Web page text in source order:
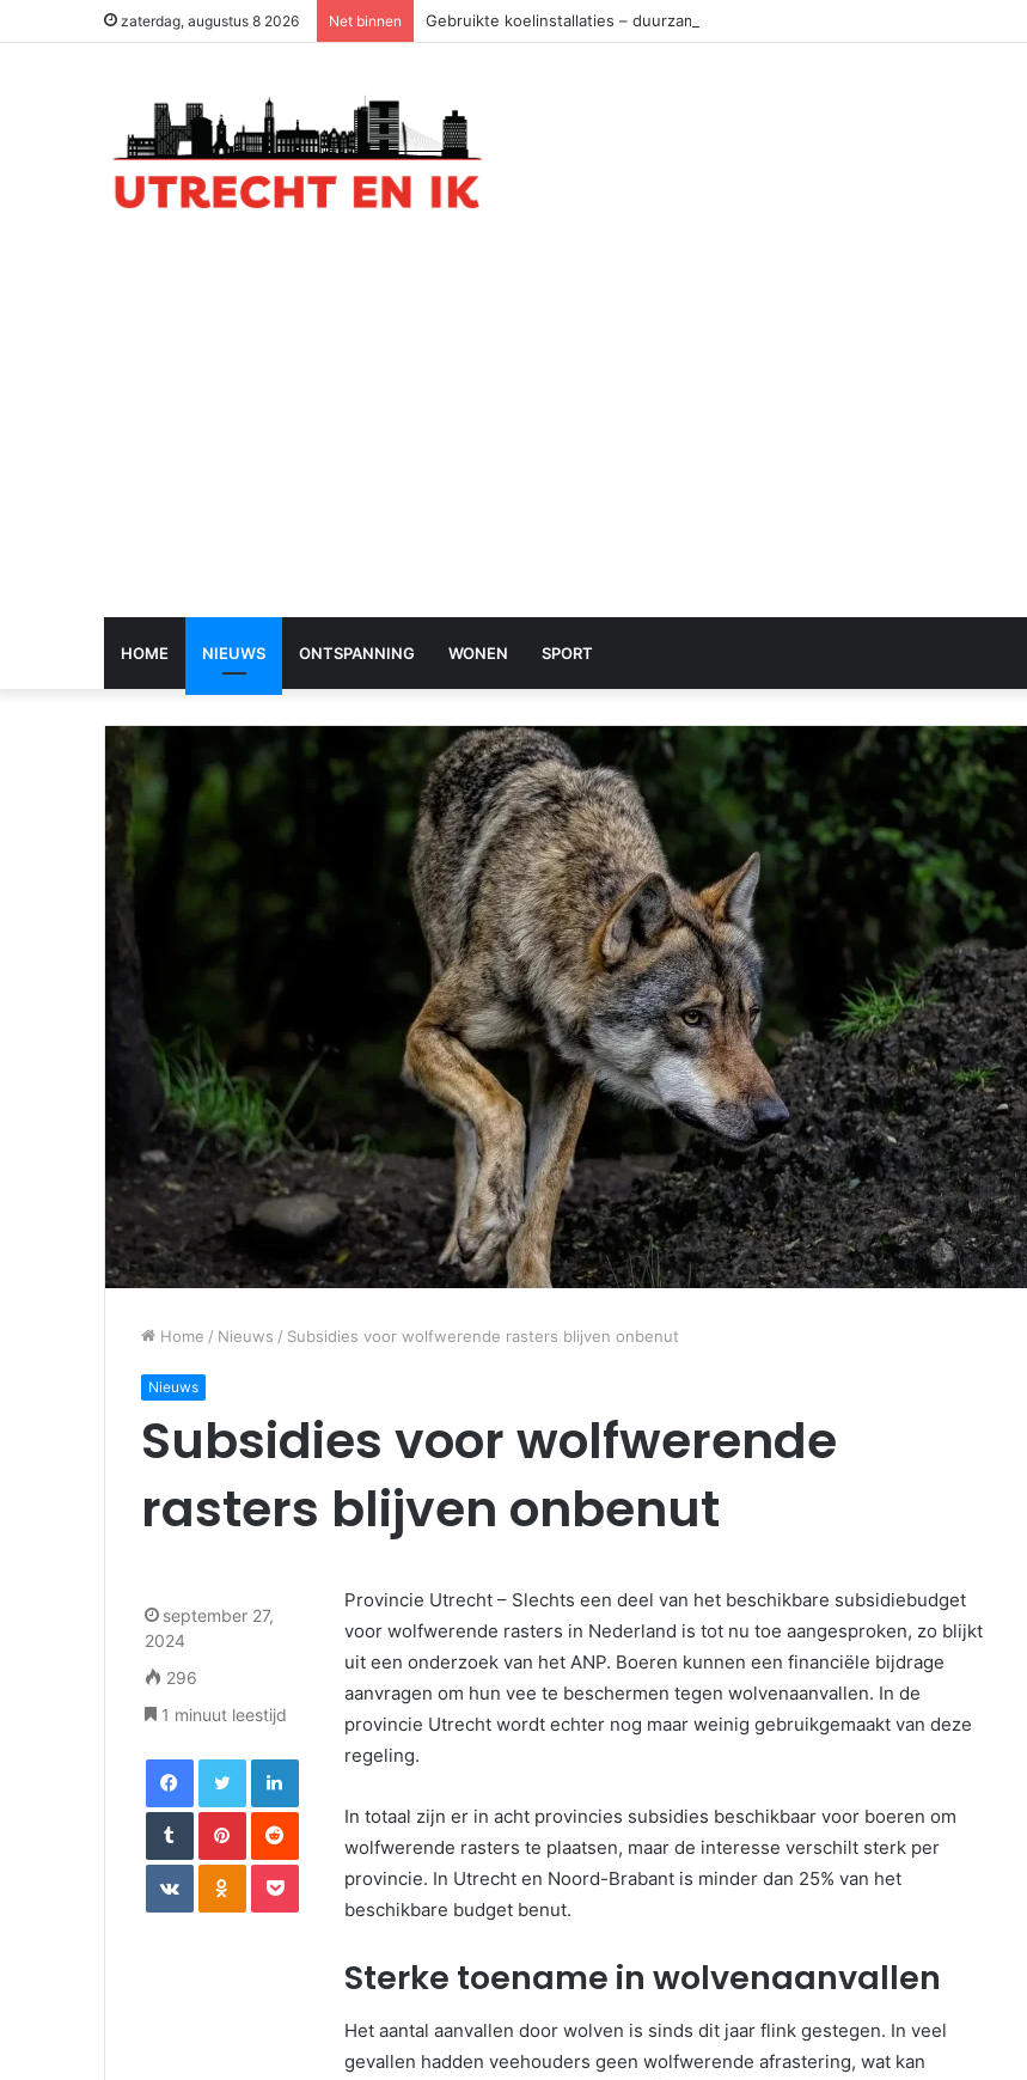
zaterdag, augustus 8 2026 Net binnen Gebruikte koelinstallaties – duurzame en slimme keuze
HOME NIEUWS ONTSPANNING WONEN SPORT
Home / Nieuws / Subsidies voor wolfwerende rasters blijven onbenut
Nieuws
Subsidies voor wolfwerende
rasters blijven onbenut
Provincie Utrecht – Slechts een deel van het beschikbare subsidiebudget
voor wolfwerende rasters in Nederland is tot nu toe aangesproken, zo blijkt
uit een onderzoek van het ANP. Boeren kunnen een financiële bijdrage
aanvragen om hun vee te beschermen tegen wolvenaanvallen. In de
provincie Utrecht wordt echter nog maar weinig gebruikgemaakt van deze
regeling.
In totaal zijn er in acht provincies subsidies beschikbaar voor boeren om
wolfwerende rasters te plaatsen, maar de interesse verschilt sterk per
provincie. In Utrecht en Noord-Brabant is minder dan 25% van het
beschikbare budget benut.
Sterke toename in wolvenaanvallen
Het aantal aanvallen door wolven is sinds dit jaar flink gestegen. In veel
gevallen hadden veehouders geen wolfwerende afrastering, wat kan
september 27,
2024
296
1 minuut leestijd
FacebookTwitterLinkedIn
TumblrPinterestReddit
VKontakteOdnoklassniki
Pocket